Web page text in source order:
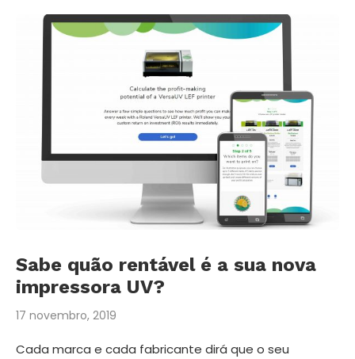
Sabe quão rentável é a sua nova
impressora UV?
17 novembro, 2019
Cada marca e cada fabricante dirá que o seu